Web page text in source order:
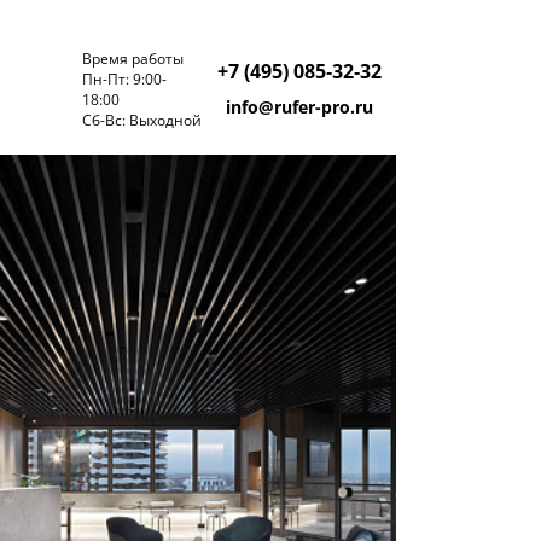
Время работы
Пн-Пт: 9:00-
18:00
Cб-Вс: Выходной
+7 (495) 085‑32‑32
info@rufer-pro.ru